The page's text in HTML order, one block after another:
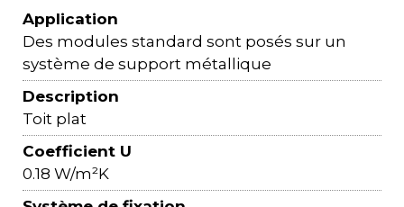
Application
Des modules standard sont posés sur un
système de support métallique
Description
Toit plat
Coefficient U
0.18 W/m²K